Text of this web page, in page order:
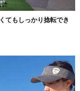
てもしっかり捻転でき